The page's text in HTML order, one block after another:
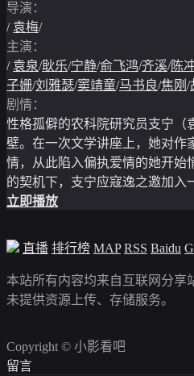
导演：
/ 袁梅/
主演：
/ 袁泉/耿乐/宁静/俞飞鸿/齐溪/陈
子姗/刘雅瑟/窦靖童/马书良/焦刚 /
剧情：
性格孤僻的农科院研究员支宁（
壁。在一次文学讲座上，她对作
情，从此陷入偏执爱情的她开
的契机下，支宁应寇逸之邀加入
立即播放
直播 排行榜 MAP RSS Baidu
本站所有内容均来自互联网分享
未提供资源上传、存储服务。
Copyright © 小影看吧
留言